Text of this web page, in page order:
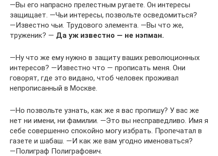
―Вы его напрасно прелестным ругаете. Он интересы
защищает. ―Чьи интересы, позвольте осведомиться?
―Известно чьи. Трудового элемента. ―Вы что же,
труженик? ― Да уж известно — не нэпман.
―Ну что же ему нужно в защиту ваших революционных
интересов? ―Известно что — прописать меня. Они
говорят, где это видано, чтоб человек проживал
непрописанный в Москве.
―Но позвольте узнать, как же я вас пропишу? У вас же
нет ни имени, ни фамилии. ―Это вы несправедливо. Имя я
себе совершенно спокойно могу избрать. Пропечатал в
газете и шабаш. ―И как же вам угодно именоваться?
―Полиграф Полиграфович.